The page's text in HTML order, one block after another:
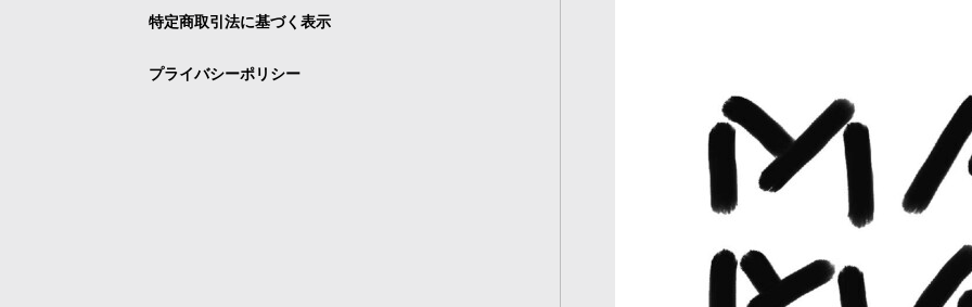
特定商取引法に基づく表示
プライバシーポリシー